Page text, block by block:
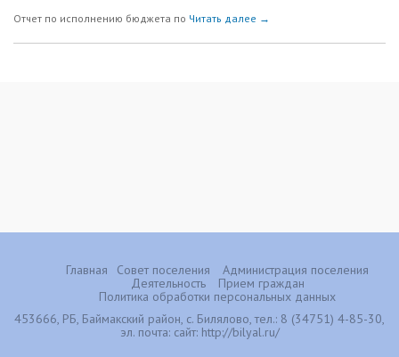
Отчет по исполнению бюджета по Читать далее →
Главная Совет поселения
Администрация поселения
Деятельность
Прием граждан
Политика обработки персональных данных
453666, РБ, Баймакский район, с. Билялово, тел.: 8 (34751) 4-85-30,
эл. почта: сайт: http://bilyal.ru/